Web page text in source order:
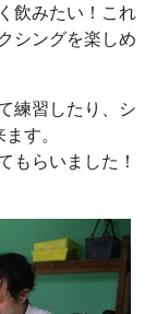
飲みたい！これ
シングを楽しめ
練習したり、シ
す。
もらいました！